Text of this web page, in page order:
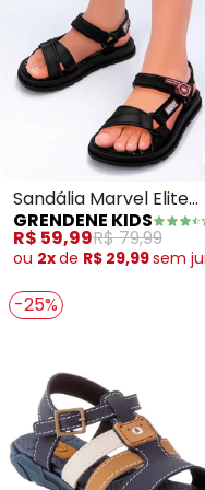
Sandália Marvel Elite
(Preto)
GRENDENE KIDS
R$ 59,99R$ 79,99
ou 2xde R$ 29,99sem
-25%